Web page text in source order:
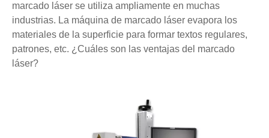
marcado láser se utiliza ampliamente en muchas
industrias. La máquina de marcado láser evapora los
materiales de la superficie para formar textos regulares,
patrones, etc. ¿Cuáles son las ventajas del marcado
láser?